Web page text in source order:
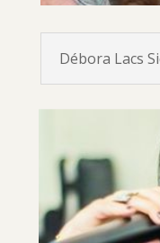
Débora Lacs